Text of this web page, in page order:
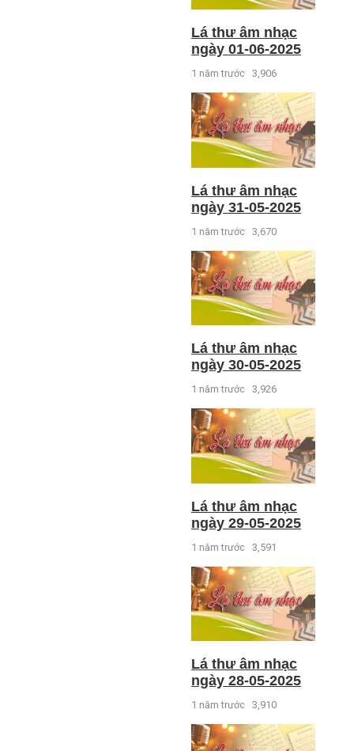
Lá thư âm nhạc
ngày 01-06-2025
1 năm trước 3,906
Lá thư âm nhạc
ngày 31-05-2025
1 năm trước 3,670
Lá thư âm nhạc
ngày 30-05-2025
1 năm trước 3,926
Lá thư âm nhạc
ngày 29-05-2025
1 năm trước 3,591
Lá thư âm nhạc
ngày 28-05-2025
1 năm trước 3,910